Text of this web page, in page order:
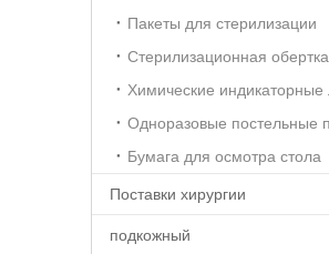
Пакеты для стерилизации
Стерилизационная обертка
Бумага для осмотра стола
Поставки хирургии
подкожный